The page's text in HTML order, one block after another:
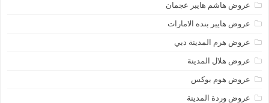
عروض هاشم هايبر عجمان
عروض هايبر بنده الامارات
عروض هرم المدينة دبي
عروض هلال المدينة
عروض هوم بوكس
عروض وردة المدينة